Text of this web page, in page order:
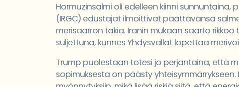
Hormuzinsalmi oli edelleen kiinni sunnuntaina,
(IRGC) edustajat ilmoittivat päättävänsä
merisaarron takia. Iranin mukaan saarto
suljettuna, kunnes Yhdysvallat lopettaa
Trump puolestaan totesi jo perjantaina, että
sopimuksesta on päästy